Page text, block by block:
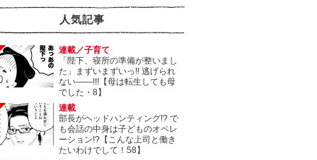
人気記事
連載／子育て
「陛下、寝所の準備が整いまし
た」まずいまずいっ!! 逃げられ
ない――!!!【母は転生しても母
でした・8】
連載
部長がヘッドハンティング!? で
も会話の中身は子どものオペレ
ーション!?【こんな上司と働き
たいわけでして！58】